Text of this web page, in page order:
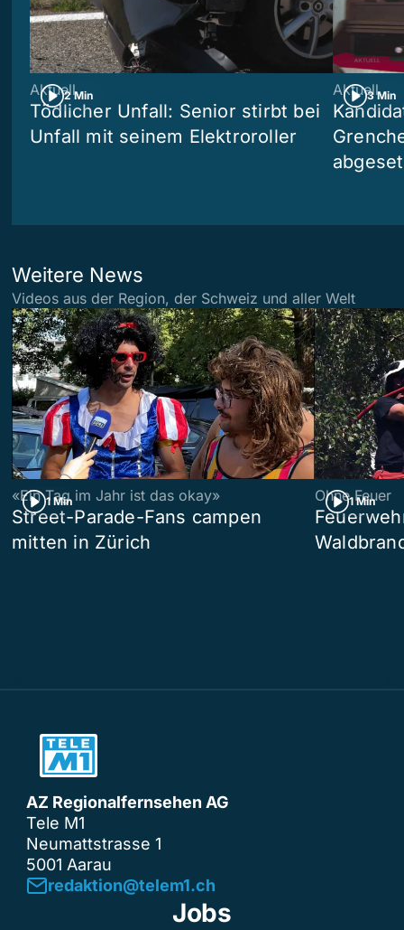
2 Min
Aktuell
Tödlicher Unfall: Senior stirbt bei
Unfall mit seinem Elektroroller
3 Min
Aktuell
Weitere News
Videos aus der Region, der Schweiz und aller Welt
1 Min
«Ein Tag im Jahr ist das okay»
Street-Parade-Fans campen
mitten in Zürich
1 Min
Ohne Feuer
AZ Regionalfernsehen AG
Tele M1
Neumattstrasse 1
5001 Aarau
redaktion@telem1.ch
Jobs